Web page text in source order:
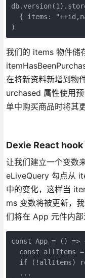
{ items:
)
我们的 items 物件储
在将新资料新增到物
urchased 属性使用
单中购买商品时将其
Dexie React hook
让我们建立一个变数
eLiveQuery 勾点从
中的变化，这样当
ms 变数将被更新，
们将在 App 元件内部
const App = () =>
const allItems
if (!allItems)
  ...